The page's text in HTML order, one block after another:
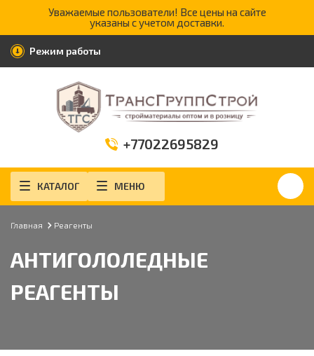
Уважаемые пользователи! Все цены на сайте
указаны с учетом доставки.
Режим работы
+77022695829
КАТАЛОГ МЕНЮ
Главная Реагенты
АНТИГОЛОЛЕДНЫЕ
РЕАГЕНТЫ